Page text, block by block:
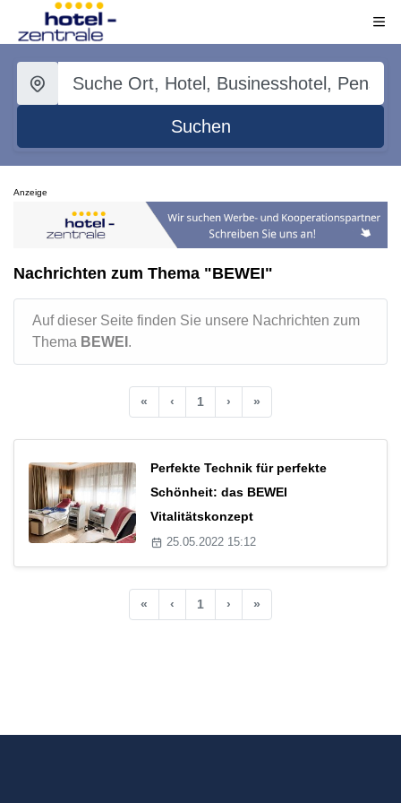
Suchen
Anzeige
Nachrichten zum Thema "BEWEI"
Auf dieser Seite finden Sie unsere Nachrichten zum
Thema BEWEI .
« ‹ 1 › »
Perfekte Technik für perfekte
Schönheit: das BEWEI
Vitalitätskonzept
25.05.2022 15:12
« ‹ 1 › »